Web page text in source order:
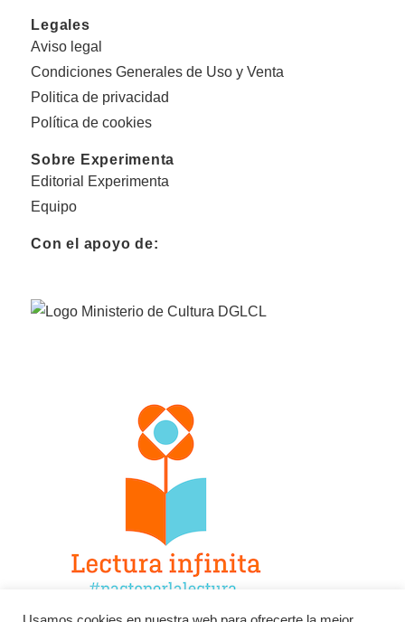
Legales
Aviso legal
Condiciones Generales de Uso y Venta
Politica de privacidad
Política de cookies
Sobre Experimenta
Editorial Experimenta
Equipo
Con el apoyo de: